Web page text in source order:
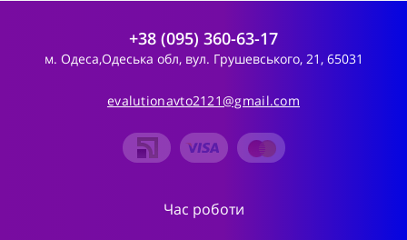
+38 (095) 360-63-17
м. Одеса,Одеська обл, вул. Грушевського, 21, 65031
evalutionavto2121@gmail.com
Час роботи